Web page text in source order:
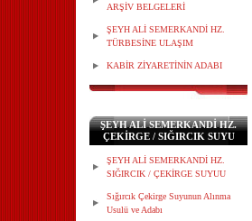
ARŞİV BELGELERİ
ŞEYH ALİ SEMERKANDİ HZ.
TÜRBESİNE ULAŞIM
KABİR ZİYARETİNİN ADABI
ŞEYH ALİ SEMERKANDİ HZ.
ÇEKİRGE / SIĞIRCIK SUYU
ŞEYH ALİ SEMERKANDİ HZ.
SIĞIRCIK / ÇEKİRGE SUYUU
Sığırcık Çekirge Suyunun Alınma
Usulü ve Adabı